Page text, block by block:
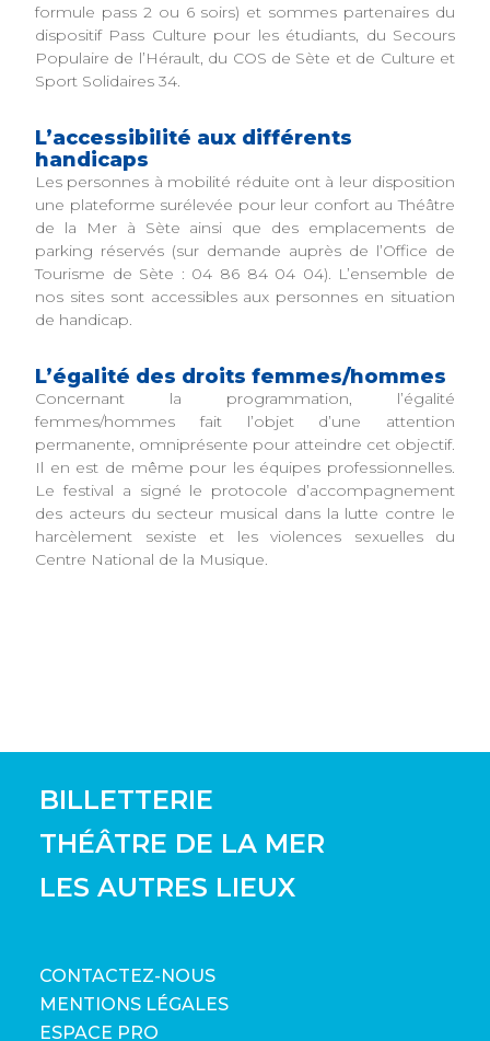
formule pass 2 ou 6 soirs) et sommes partenaires du
dispositif Pass Culture pour les étudiants, du Secours
Populaire de l’Hérault, du COS de Sète et de Culture et
Sport Solidaires 34.
L’accessibilité aux différents
handicaps
Les personnes à mobilité réduite ont à leur disposition
une plateforme surélevée pour leur confort au Théâtre
de la Mer à Sète ainsi que des emplacements de
parking réservés (sur demande auprès de l’Office de
Tourisme de Sète : 04 86 84 04 04). L’ensemble de
nos sites sont accessibles aux personnes en situation
de handicap.
L’égalité des droits femmes/hommes
Concernant la programmation, l’égalité
femmes/hommes fait l’objet d’une attention
permanente, omniprésente pour atteindre cet objectif.
Il en est de même pour les équipes professionnelles.
Le festival a signé le protocole d’accompagnement
des acteurs du secteur musical dans la lutte contre le
harcèlement sexiste et les violences sexuelles du
Centre National de la Musique.
BILLETTERIE
THÉÂTRE DE LA MER
LES AUTRES LIEUX
CONTACTEZ-NOUS
MENTIONS LÉGALES
ESPACE PRO